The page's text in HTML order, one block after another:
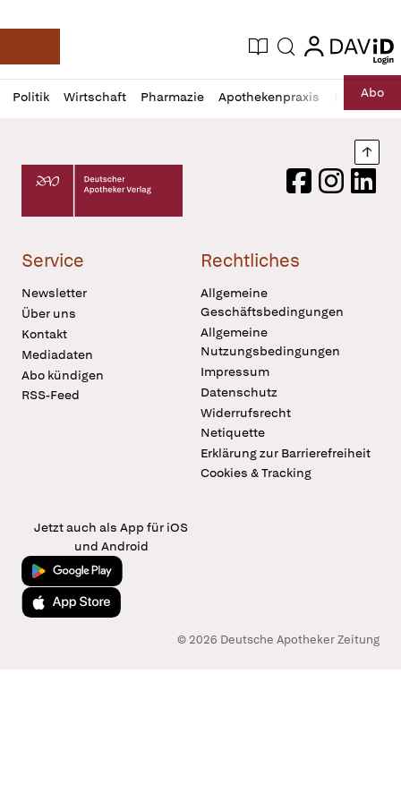
Deutsche Apotheker Zeitung
Aktuelle Ausgabe
Suche login
login
Politik Wirtschaft Pharmazie Apothekenpraxis RechtAbo
Profil
öffnen
Daz
Pur
Deutscher Apotheker Verlag Logo
FacebookInstagram
Service
Newsletter
Über uns
Kontakt
Mediadaten
Abo kündigen
RSS-Feed
Rechtliches
Allgemeine
Geschäftsbedingungen
Allgemeine
Nutzungsbedingungen
Impressum
Datenschutz
Widerrufsrecht
Netiquette
Erklärung zur Barrierefreiheit
Cookies & Tracking
Jetzt auch als App für iOS
und Android
Jetzt bei Google Play
Laden im App Store
© 2026 Deutsche Apotheker Zeitung